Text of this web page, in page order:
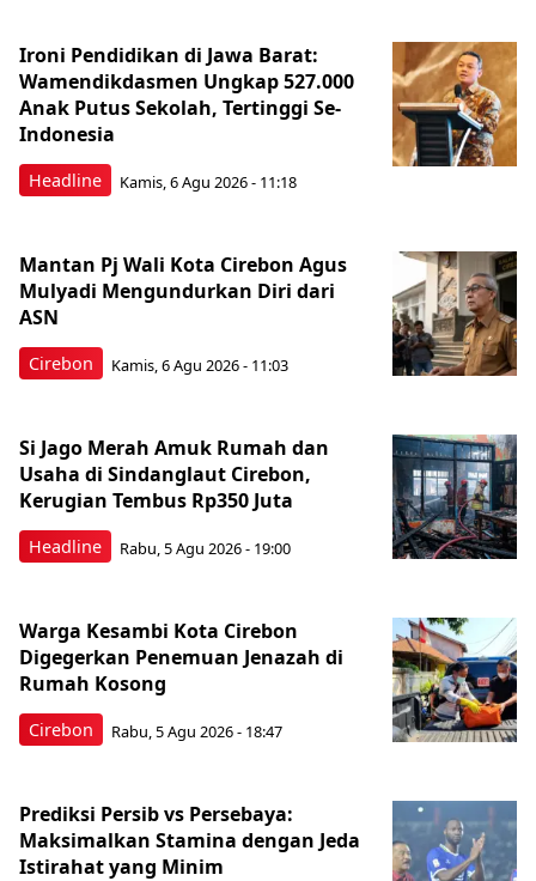
Headline
Ironi Pendidikan di Jawa Barat:
Wamendikdasmen Ungkap 527.000
Anak Putus Sekolah, Tertinggi Se-
Indonesia
Kamis, 6 Agu 2026 - 11:18
Cirebon
Mantan Pj Wali Kota Cirebon Agus
Mulyadi Mengundurkan Diri dari
ASN
Kamis, 6 Agu 2026 - 11:03
Headline
Si Jago Merah Amuk Rumah dan
Usaha di Sindanglaut Cirebon,
Kerugian Tembus Rp350 Juta
Rabu, 5 Agu 2026 - 19:00
Cirebon
Warga Kesambi Kota Cirebon
Digegerkan Penemuan Jenazah di
Rumah Kosong
Rabu, 5 Agu 2026 - 18:47
Prediksi Persib vs Persebaya:
Maksimalkan Stamina dengan Jeda
Istirahat yang Minim